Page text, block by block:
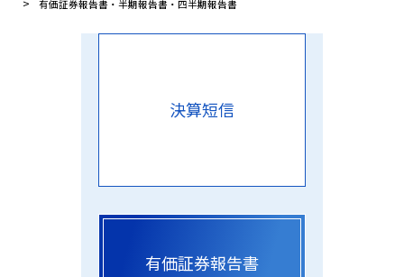
有価証券報告書・半期報告書・四半期報告書
決算短信
有価証券報告書